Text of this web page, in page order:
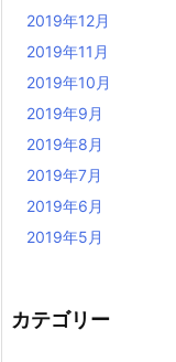
2019年12月
2019年11月
2019年10月
2019年9月
2019年8月
2019年7月
2019年6月
2019年5月
カテゴリー